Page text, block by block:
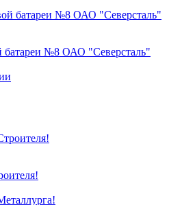
батареи №8 ОАО "Северсталь"